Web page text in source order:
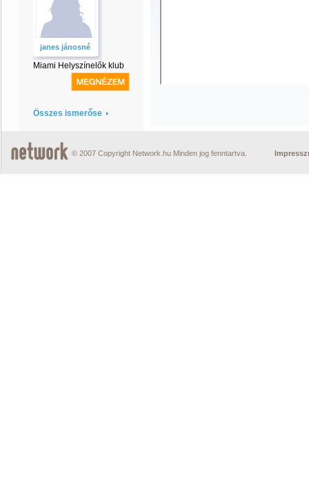
janes jánosné
Miami Helyszínelők klub
Összes ismerőse
© 2007 Copyright Network.hu Minden jog fenntartva.